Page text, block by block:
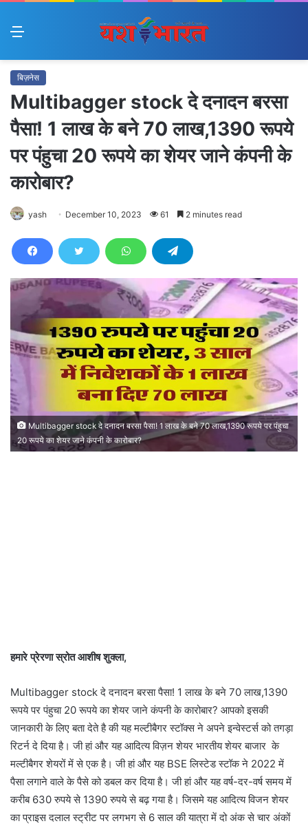
Menu
बिज़नेस
Multibagger stock दे दनादन बरसा
पैसा! 1 लाख के बने 70 लाख,1390 रूपये
पर पंहुचा 20 रूपये का शेयर जाने कंपनी के
कारोबार?
yash December 10, 2023 61 2 minutes read
Multibagger stock दे दनादन बरसा पैसा! 1 लाख के बने 70 लाख,1390 रूपये पर पंहुचा
20 रूपये का शेयर जाने कंपनी के कारोबार?
हमारे प्रेरणा स्रोत आशीष शुक्ला,
Multibagger stock दे दनादन बरसा पैसा! 1 लाख के बने 70 लाख,1390
रूपये पर पंहुचा 20 रूपये का शेयर जाने कंपनी के कारोबार? आपको इसकी
जानकारी के लिए बता देते है की यह मल्टीबैगर स्टॉक्स ने अपने इन्वेस्टर्स को तगड़ा
रिटर्न दे दिया है। जी हां और यह आदित्य विज़न शेयर भारतीय शेयर बाजार के
मल्टीबैगर शेयरों में से एक है। जी हां और यह BSE लिस्टेड स्टॉक ने 2022 में
पैसा लगाने वाले के पैसे को डबल कर दिया है। जी हां और यह वर्ष-दर-वर्ष समय में
करीब 630 रुपये से ​​1390 रुपये से बढ़ गया है। जिसमे यह आदित्य विजन शेयर
का प्राइस दलाल स्ट्रीट पर लगभग से 6 साल की यात्रा में दो अंक से चार अंकों